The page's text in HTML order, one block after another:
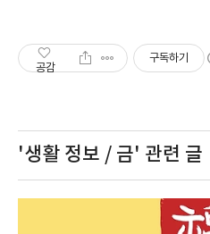
공감
구독하기
'생활 정보 / 금' 관련 글